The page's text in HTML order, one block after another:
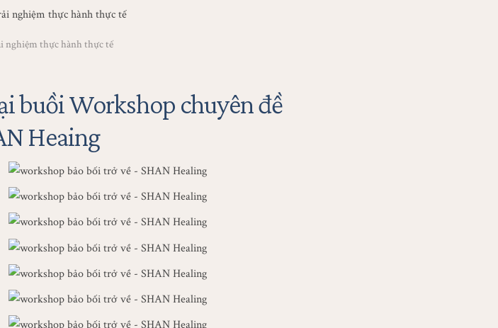
nghiệm thực hành thực tế
buồi Workshop chuyên đề
Heaing